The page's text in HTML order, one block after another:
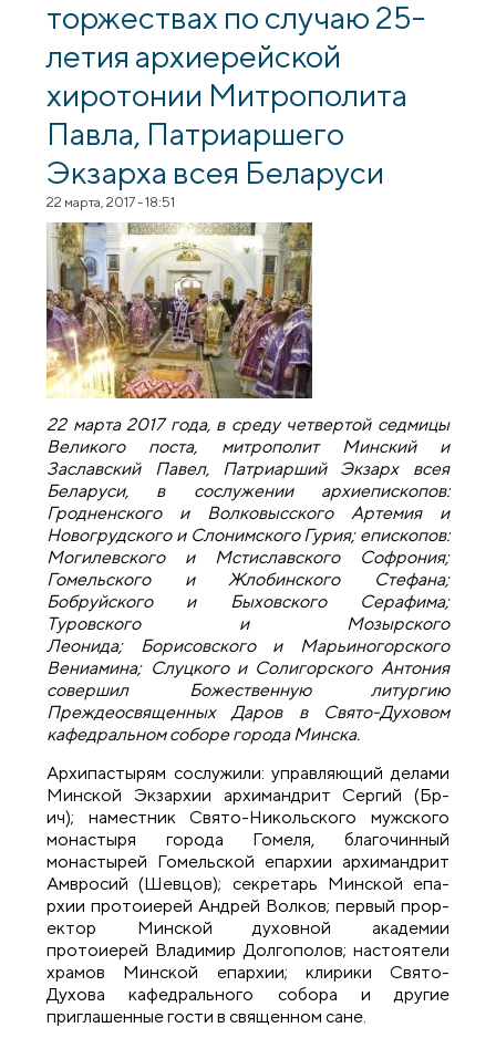
торжествах по случаю 25-
летия архиерейской
хиротонии Митрополита
Павла, Патриаршего
Экзарха всея Беларуси
22 марта, 2017 - 18:51
22 марта 2017 года, в среду четвертой седмицы
Великого поста, митрополит Минский и
Заславский Павел, Патриарший Экзарх всея
Беларуси, в сослужении архиепископов:
Гродненского и Волковысского Артемия и
Новогрудского и Слонимского Гурия; епископов:
Могилевского и Мстиславского Софрония;
Гомельского и Жлобинского Стефана;
Бобруйского и Быховского Серафима;
Туровского и Мозырского
Леонида; Борисовского и Марьиногорского
Вениамина; Слуцкого и Солигорского Антония
совершил Божественную литургию
Преждеосвященных Даров в Свято-Духовом
кафедральном соборе города Минска.
Архипастырям сослужи­ли: управляющий дела­ми
Минской Экзархии а­рхимандрит Сергий (Бр­
ич); наместник Свято-Никольского мужского
монастыря города Гомеля, благочинный
монастырей Гомельской епархии архимандрит
Амвросий (Шевцов);­ секретарь Минской епа­
рхии протоиерей Андре­й Волков; первый прор­
ектор Минской духовно­й академии
протоиерей­ Владимир Долгополов;­ настоятели
храмов Ми­нской епархии; клирик­и Свято-
Духова кафедр­ального собора и друг­ие
приглашенные гости­ в священном сане.